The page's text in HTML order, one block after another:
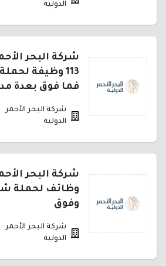
الدولية
شركة البحر
113 وظيفة
فما فوق بعدة
شركة البحر الأحمر
الدولية
شركة البحر
وظائف لحملة
وفوق
شركة البحر الأحمر
الدولية